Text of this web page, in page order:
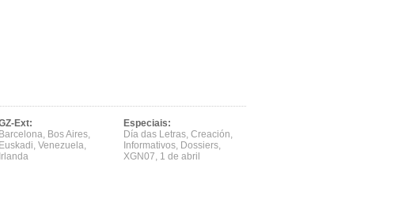
Ext:
Barcelona, Bos Aires,
Euskadi, Venezuela,
Irlanda
Especiais:
Día das Letras, Creación,
Informativos, Dossiers,
XGN07, 1 de abril